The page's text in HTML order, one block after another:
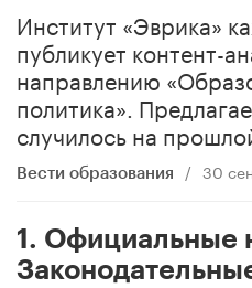
Институт «Эврика»
публикует контент-
направлению
политика».
случилось на
Вести образования / 30
1. Официальные